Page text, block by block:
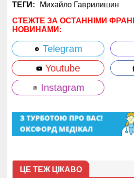
ТЕГИ:
Михайло Гаврилишин
СТЕЖТЕ ЗА ОСТАННІМИ
НОВИНАМИ:
Telegram
Youtube
Instagram
ЦЕ ТЕЖ ЦІКАВО